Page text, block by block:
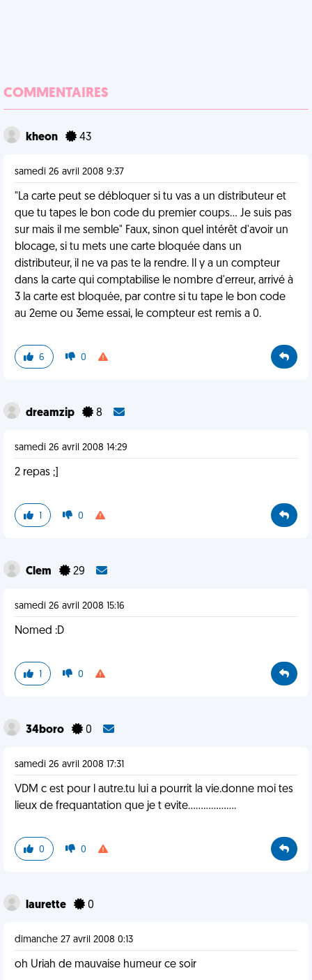
COMMENTAIRES
kheon 43
samedi 26 avril 2008 9:37
"La carte peut se débloquer si tu vas a un distributeur et
que tu tapes le bon code du premier coups... Je suis pas
sur mais il me semble" Faux, sinon quel intérêt d'avoir un
blocage, si tu mets une carte bloquée dans un
distributeur, il ne va pas te la rendre. Il y a un compteur
dans la carte qui comptabilise le nombre d'erreur, arrivé à
3 la carte est bloquée, par contre si tu tape le bon code
au 2eme ou 3eme essai, le compteur est remis a 0.
6 0
dreamzip 8
samedi 26 avril 2008 14:29
2 repas ;]
1 0
Clem 29
samedi 26 avril 2008 15:16
Nomed :D
1 0
34boro 0
samedi 26 avril 2008 17:31
VDM c est pour l autre.tu lui a pourrit la vie.donne moi tes
lieux de frequantation que je t evite...................
0 0
laurette 0
dimanche 27 avril 2008 0:13
oh Uriah de mauvaise humeur ce soir